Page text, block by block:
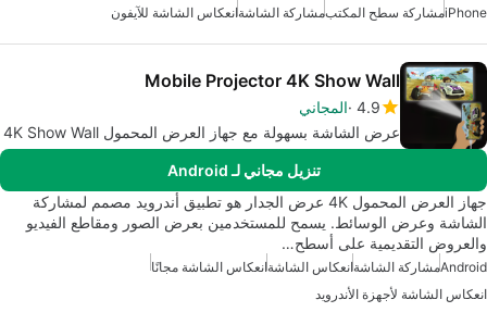
iPhoneمشاركة سطح المكتبمشاركة الشاشةانعكاس الشاشة للآيفون
Mobile Projector 4K Show Wall
4.9 المجاني
عرض الشاشة بسهولة مع جهاز العرض المحمول 4K Show Wall
تنزيل مجاني لـ Android
جهاز العرض المحمول 4K عرض الجدار هو تطبيق أندرويد مصمم لمشاركة
الشاشة وعرض الوسائط. يسمح للمستخدمين بعرض الصور ومقاطع الفيديو
والعروض التقديمية على أسطح…
Androidمشاركة الشاشةانعكاس الشاشةانعكاس الشاشة مجانًا
انعكاس الشاشة لأجهزة الأندرويد